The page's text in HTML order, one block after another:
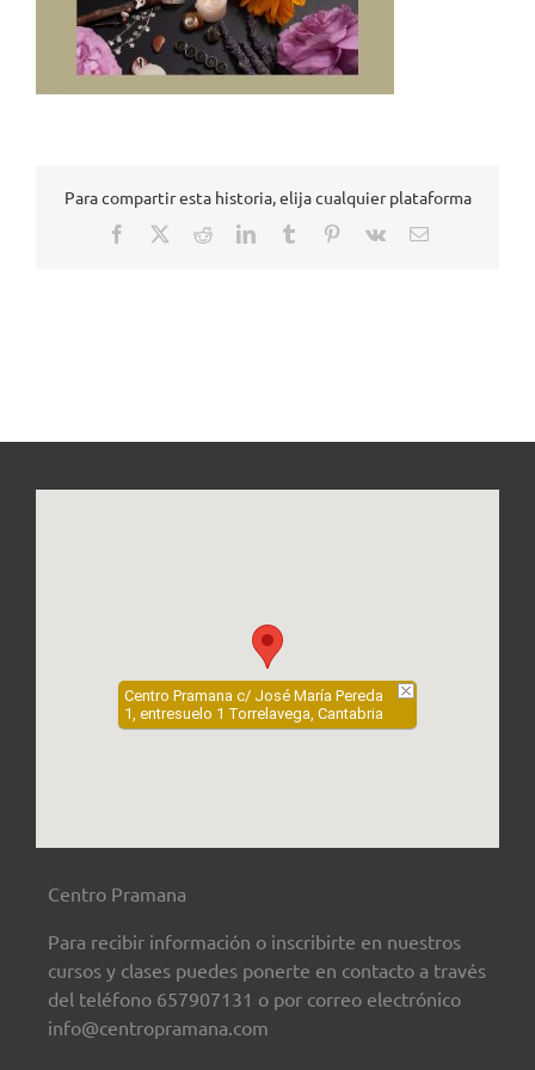
Para compartir esta historia, elija cualquier plataforma
Facebook RedditLinkedInTumblr Pinterest
Vk
Correo
Centro Pramana c/ José María Pereda
1, entresuelo 1 Torrelavega, Cantabria
Centro Pramana
Para recibir información o inscribirte en nuestros
cursos y clases puedes ponerte en contacto a través
del teléfono 657907131 o por correo electrónico
info@centropramana.com